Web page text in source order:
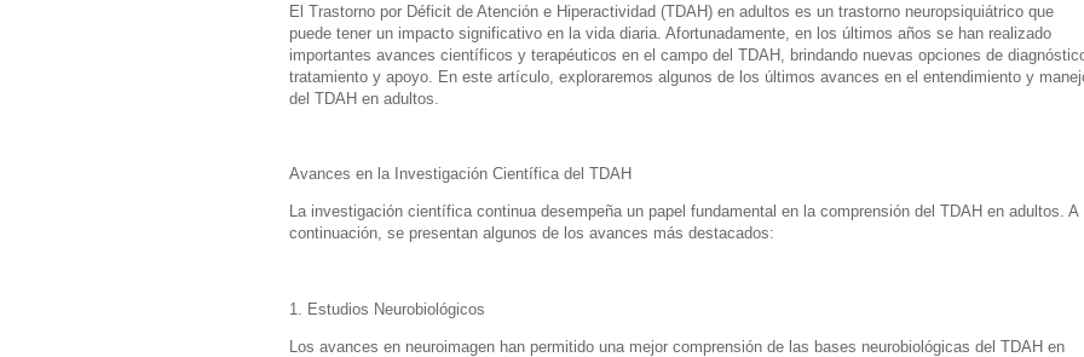
El Trastorno por Déficit de Atención e Hiperactividad (TDAH) en adultos es un trastorno neuropsiquiátrico que
puede tener un impacto significativo en la vida diaria. Afortunadamente, en los últimos años se han realizado
importantes avances científicos y terapéuticos en el campo del TDAH, brindando nuevas opciones de
tratamiento y apoyo. En este artículo, exploraremos algunos de los últimos avances en el entendimiento y
del TDAH en adultos.
Avances en la Investigación Científica del TDAH
La investigación científica continua desempeña un papel fundamental en la comprensión del TDAH en adultos. A
continuación, se presentan algunos de los avances más destacados:
1. Estudios Neurobiológicos
Los avances en neuroimagen han permitido una mejor comprensión de las bases neurobiológicas del TDAH en